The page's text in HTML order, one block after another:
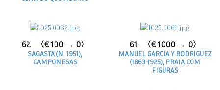
62. 〈€ 100 → 0〉
SAGASTA (N. 1951),
CAMPONESAS
61. 〈€ 1000 → 0〉
MANUEL GARCIA Y RODRIGUEZ
(1863-1925), PRAIA COM
FIGURAS